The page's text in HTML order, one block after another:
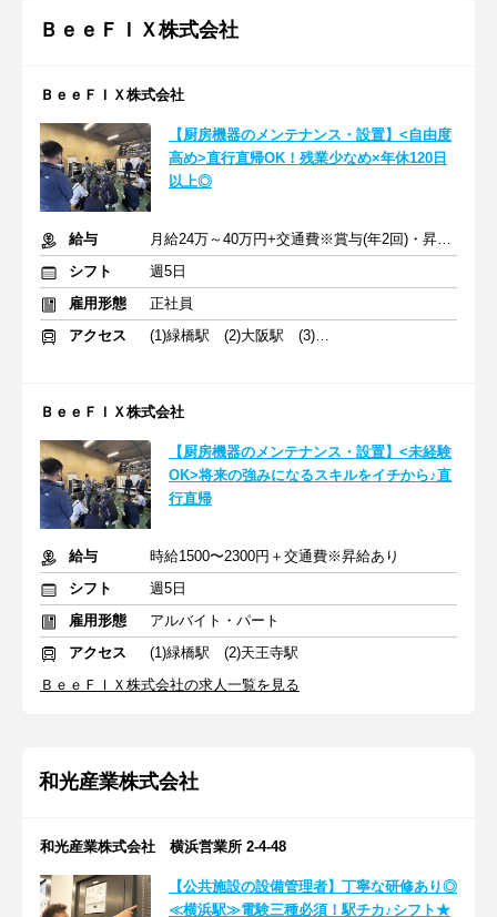
ＢｅｅＦＩＸ株式会社
ＢｅｅＦＩＸ株式会社
【厨房機器のメンテナンス・設置】<自由度
高め>直行直帰OK！残業少なめ×年休120日
以上◎
給与
月給24万～40万円+交通費※賞与(年2回)・昇給あり
シフト
週5日
雇用形態
正社員
アクセス
(1)緑橋駅 (2)大阪駅 (3)なんば駅
ＢｅｅＦＩＸ株式会社
【厨房機器のメンテナンス・設置】<未経験
OK>将来の強みになるスキルをイチから♪直
行直帰
給与
時給1500〜2300円＋交通費※昇給あり
シフト
週5日
雇用形態
アルバイト・パート
アクセス
(1)緑橋駅 (2)天王寺駅
ＢｅｅＦＩＸ株式会社の求人一覧を見る
和光産業株式会社
和光産業株式会社 横浜営業所 2-4-48
【公共施設の設備管理者】丁寧な研修あり◎
≪横浜駅≫電験三種必須！駅チカ♪シフト★